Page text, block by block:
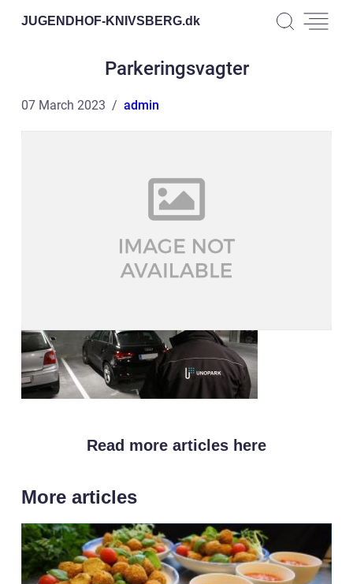
JUGENDHOF-KNIVSBERG.dk
Parkeringsvagter
07 March 2023 admin
Read more articles here
More articles